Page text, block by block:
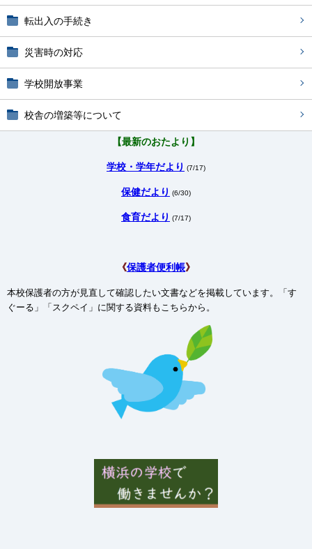
転出入の手続き
災害時の対応
学校開放事業
校舎の増築等について
【最新のおたより】
学校・学年だより (7/17)
保健だより (6/30)
食育だより (7/17)
《保護者便利帳》
本校保護者の方が見直して確認したい文書などを掲載しています。「す
ぐーる」「スクペイ」に関する資料もこちらから。